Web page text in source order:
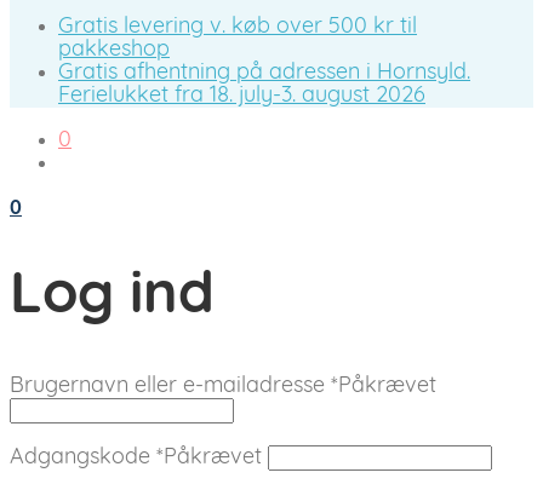
Gratis levering v. køb over 500 kr til
pakkeshop
Gratis afhentning på adressen i Hornsyld.
Ferielukket fra 18. july-3. august 2026
0
0
Log ind
Brugernavn eller e-mailadresse *Påkrævet
Adgangskode *Påkrævet